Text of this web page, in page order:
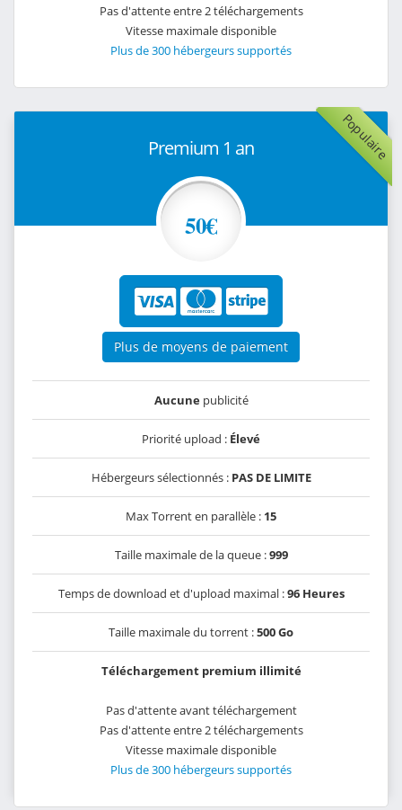
Pas d'attente entre 2 téléchargements
Vitesse maximale disponible
Plus de 300 hébergeurs supportés
Populaire
Premium 1 an
50€
Plus de moyens de paiement
Aucunepublicité
Priorité upload : Élevé
Hébergeurs sélectionnés : PAS DE LIMITE
Max Torrent en parallèle : 15
Taille maximale de la queue :999
Temps de download et d'upload maximal :96 Heures
Taille maximale du torrent :500 Go
Téléchargement premium illimité
Pas d'attente avant téléchargement
Pas d'attente entre 2 téléchargements
Vitesse maximale disponible
Plus de 300 hébergeurs supportés